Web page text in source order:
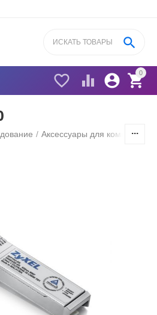
0


 

/ Аксессуары для